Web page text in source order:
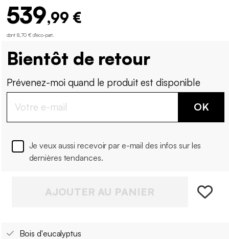
539,99 €
dont 8,70 € d'éco-part
Bientôt de retour
Prévenez-moi quand le produit est disponible
OK
Je veux aussi recevoir par e-mail des infos sur les
dernières tendances.
AJOUTER AU PANIER
Bois d'eucalyptus